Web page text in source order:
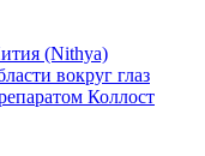
(Nithya)
вокруг глаз
Коллост